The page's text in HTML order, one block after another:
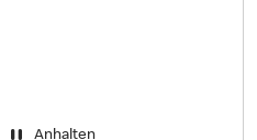
Pretzel aus
süß trifft Brezel-salzig –